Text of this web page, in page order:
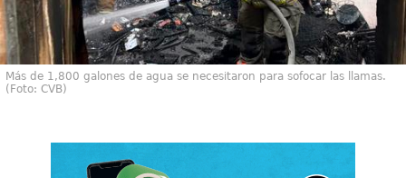
Más de 1,800 galones de agua se necesitaron para sofocar las llamas.
(Foto: CVB)